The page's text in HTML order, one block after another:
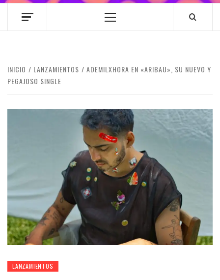
Menú
INICIO LANZAMIENTOS
ADEMILXHORA EN «ARIBAU», SU NUEVO Y
PEGAJOSO SINGLE
LANZAMIENTOS